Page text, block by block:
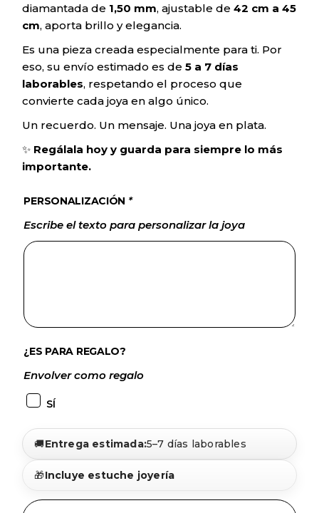
diamantada de 1,50 mm, ajustable de42 cm a 45
cm, aporta brillo y elegancia.
Es una pieza creada especialmente para ti. Por
eso, su envío estimado es de5 a 7 días
laborables, respetando el proceso que
convierte cada joya en algo único.
Un recuerdo. Un mensaje. Una joya en plata.
✨ Regálala hoy y guarda para siempre lo más
importante.
PERSONALIZACIÓN *
Escribe el texto para personalizar la joya
¿ES PARA REGALO?
Envolver como regalo
SÍ
🚚Entrega estimada:5–7 días laborables
🎁Incluye estuche joyería